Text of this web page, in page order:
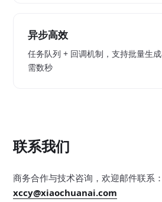
异步高效
任务队列 + 回调机制，支持批量生
需数秒
联系我们
商务合作与技术咨询，欢迎邮件联系：
xccy@xiaochuanai.com